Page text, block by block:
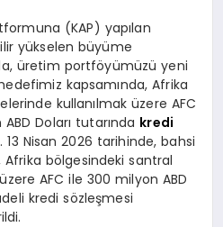
(KAP) yapılan
yükselen büyüme
üretim portföyümüzü yeni
kapsamında, Afrika
kullanılmak üzere AFC
Doları tutarında kredi
13 Nisan 2026 tarihinde, bahsi
bölgesindeki santral
AFC ile 300 milyon ABD
kredi sözleşmesi